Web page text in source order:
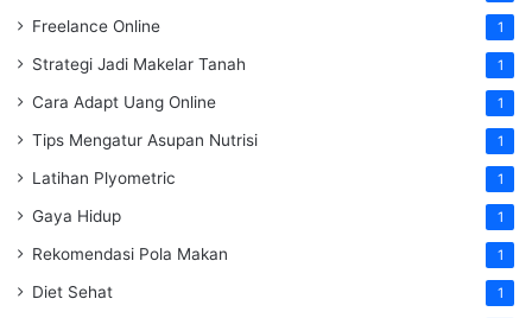
Freelance Online 1
Strategi Jadi Makelar Tanah 1
Cara Adapt Uang Online 1
Tips Mengatur Asupan Nutrisi 1
Latihan Plyometric 1
Gaya Hidup 1
Rekomendasi Pola Makan 1
Diet Sehat 1